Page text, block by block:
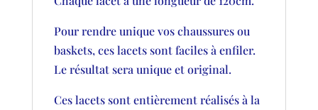
Pour rendre unique vos chaussures ou
baskets, ces lacets sont faciles à enfiler.
Le résultat sera unique et original.
Ces lacets sont entièrement réalisés à la